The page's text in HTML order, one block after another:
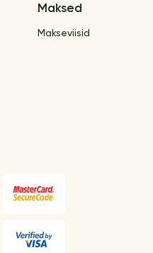
Maksed
Makseviisid